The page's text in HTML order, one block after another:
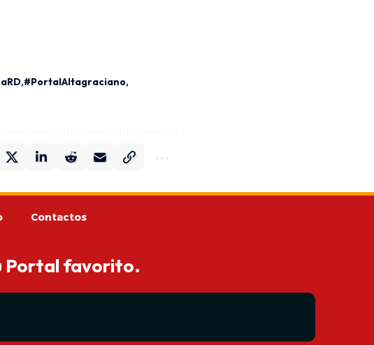
#PortalAltagraciano
Contactos
Portal favorito.